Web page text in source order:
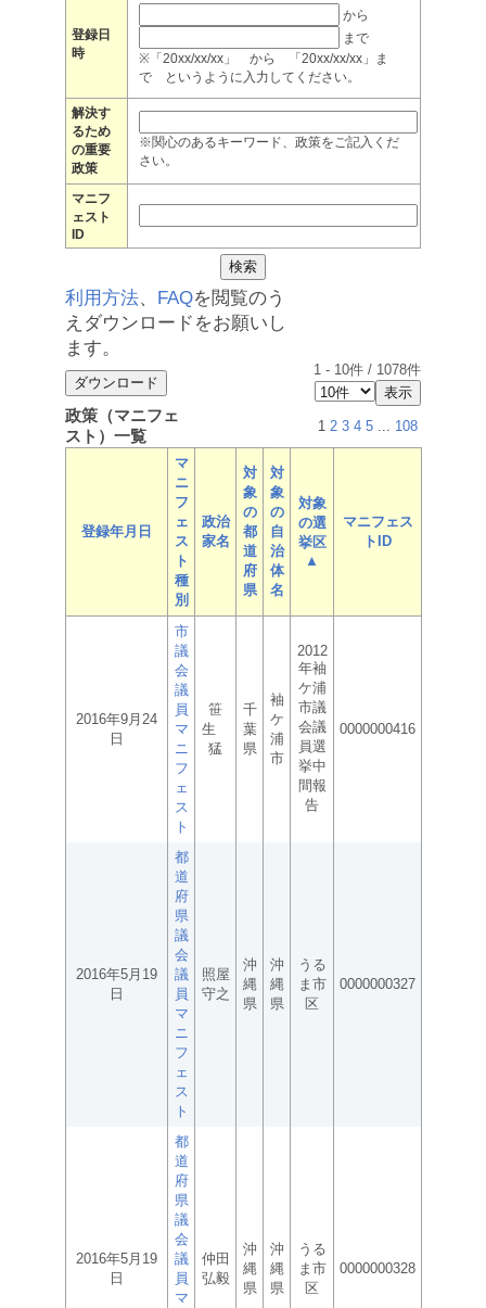
登録日
時
から
まで
※「20xx/xx/xx」 から 「20xx/xx/xx」ま
で というように入力してください。
解決す
るため
の重要
政策
※関心のあるキーワード、政策をご記入くだ
さい。
マニフ
ェスト
ID
利用方法、 FAQを閲覧のう
えダウンロードをお願いし
ます。
1 - 10件 / 1078件
政策（マニフェ
スト）一覧
1 2 3 4 5 ... 108
登録年月日
マ
ニ
フ
ェ
ス
ト
種
別
政治
家名
対
象
の
都
道
府
県
対
象
の
自
治
体
名
対象
の選
挙区
▲
マニフェス
トID
2016年9月24
日
市
議
会
議
員
マ
ニ
フ
ェ
ス
ト
笹
生
猛
千
葉
県
袖
ケ
浦
市
2012
年袖
ケ浦
市議
会議
員選
挙中
間報
告
0000000416
2016年5月19
日
都
道
府
県
議
会
議
員
マ
ニ
フ
ェ
ス
ト
照屋
守之
沖
縄
県
沖
縄
県
うる
ま市
区
0000000327
2016年5月19
日
都
道
府
県
議
会
議
員
マ
仲田
弘毅
沖
縄
県
沖
縄
県
うる
ま市
区
0000000328